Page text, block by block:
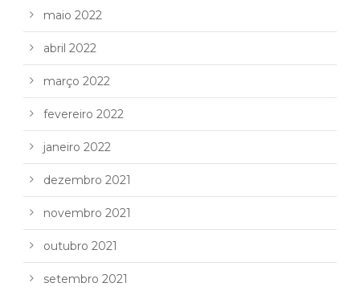
maio 2022
abril 2022
março 2022
fevereiro 2022
janeiro 2022
dezembro 2021
novembro 2021
outubro 2021
setembro 2021